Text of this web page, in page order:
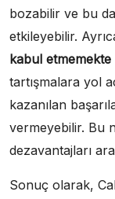
bozabilir ve bu
etkileyebilir.
kabul etmemekte
tartışmalara yol
kazanılan
vermeyebilir. Bu
dezavantajları
Sonuç olarak,